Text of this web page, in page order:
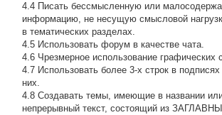
4.4 Писать бессмысленнyю или
инфоpмацию, не несущую смысловой
в тематических разделах.
4.5 Использовать форум в качестве чата.
4.6 Чрезмерное использование графических
4.7 Использовать более 3-х строк в
них.
4.8 Создавать темы, имеющие в названии
непрерывный текст, состоящий из